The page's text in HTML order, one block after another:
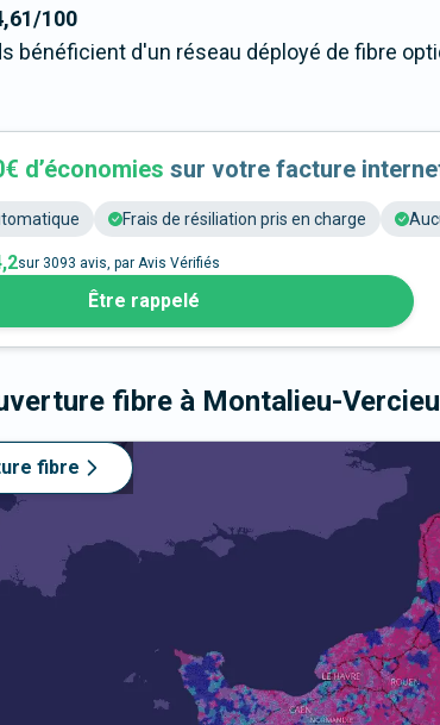
100
bénéficient d'un réseau déployé de fibre
d’économies sur votre facture
Frais de résiliation pris en charge
sur 3093 avis, par Avis Vérifiés
Être rappelé
fibre à Montalieu-Vercieu
fibre